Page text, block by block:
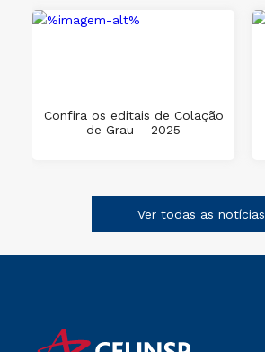
Confira os editais de Colação
de Grau – 2025
Ver todas as notícias